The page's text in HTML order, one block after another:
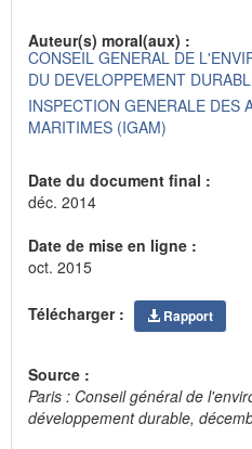
Auteur(s) moral(aux) :
CONSEIL GENERAL DE
DU DEVELOPPEMENT
INSPECTION GENERALE DES
MARITIMES (IGAM)
Date du document final :
déc. 2014
Date de mise en ligne :
oct. 2015
Télécharger : Rapport
Source :
Paris : Conseil général de
développement durable,